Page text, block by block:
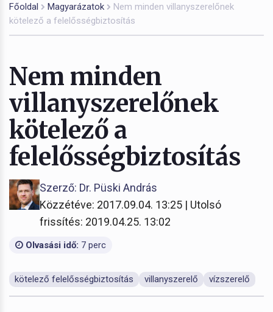
Főoldal Magyarázatok
Nem minden villanyszerelőnek
kötelező a felelősségbiztosítás
Nem minden
villanyszerelőnek
kötelező a
felelősségbiztosítás
Szerző: Dr. Püski András
Közzétéve: 2017.09.04. 13:25 | Utolsó
frissítés: 2019.04.25. 13:02
Olvasási idő: 7 perc
kötelező felelősségbiztosítás villanyszerelő vízszerelő